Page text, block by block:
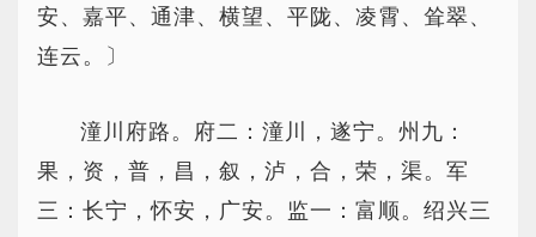
安、嘉平、通津、横望、平陇、凌霄、耸翠、
连云。〕
潼川府路。府二：潼川，遂宁。州九：
果，资，普，昌，叙，泸，合，荣，渠。军
三：长宁，怀安，广安。监一：富顺。绍兴三